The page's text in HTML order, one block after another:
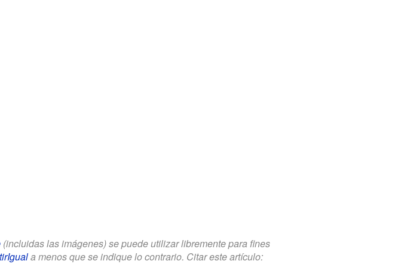
(incluidas las imágenes) se puede utilizar libremente para fines
a menos que se indique lo contrario. Citar este artículo: